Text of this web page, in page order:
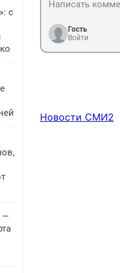
с
—
Гость
Войти
Новости СМИ2